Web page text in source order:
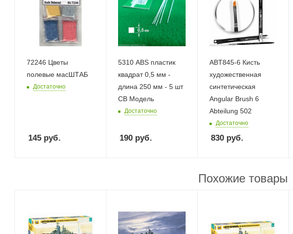
72246 Цветы
полевые масШТАБ
Достаточно
145 руб.
5310 ABS пластик
квадрат 0,5 мм -
длина 250 мм - 5 шт
СВ Модель
Достаточно
190руб.
ABT845-6 Кисть
художественная
синтетическая
Angular Brush 6
Abteilung 502
Достаточно
830руб.
Похожие товары